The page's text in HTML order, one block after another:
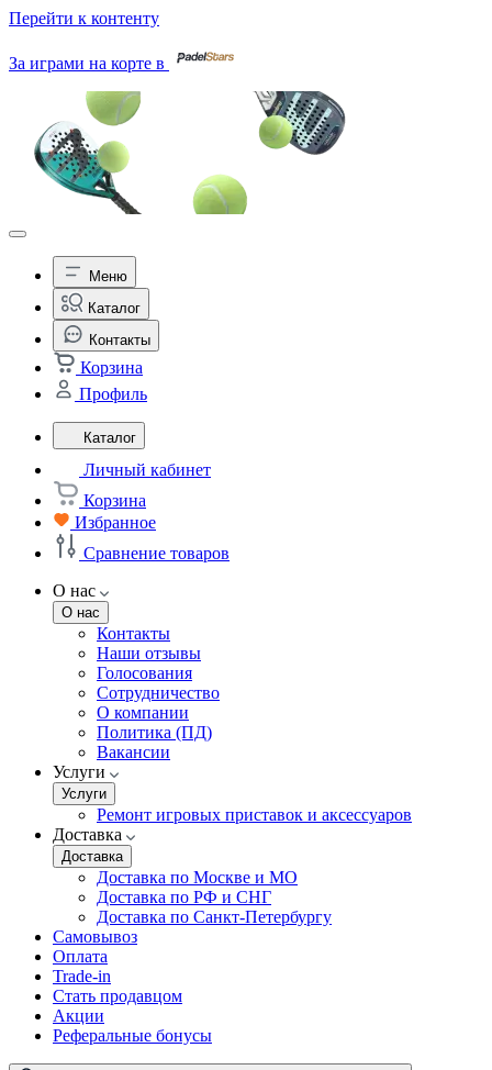
Перейти к контенту
За играми на корте в
Меню
Каталог
Контакты
Корзина
Профиль
Каталог
Личный кабинет
Корзина
Избранное
Сравнение товаров
О нас
О нас
Контакты
Наши отзывы
Голосования
Сотрудничество
О компании
Политика (ПД)
Вакансии
Услуги
Услуги
Ремонт игровых приставок и аксессуаров
Доставка
Доставка
Доставка по Москве и МО
Доставка по РФ и СНГ
Доставка по Санкт-Петербургу
Самовывоз
Оплата
Trade-in
Стать продавцом
Акции
Реферальные бонусы